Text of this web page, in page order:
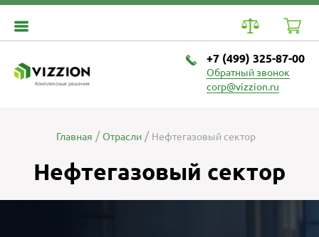
Комплексные решения
+7 (499) 325-87-00
Обратный звонок
corp@vizzion.ru
Главная Отрасли Нефтегазовый сектор
Нефтегазовый сектор